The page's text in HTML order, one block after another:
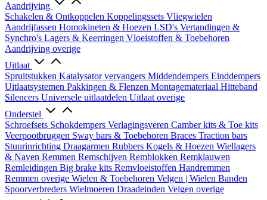
Aandrijving
Schakelen & Ontkoppelen Koppelingssets Vliegwielen
Aandrijfassen Homokineten & Hoezen LSD's Vertandingen &
Synchro's Lagers & Keerringen Vloeistoffen & Toebehoren
Aandrijving overige
Uitlaat
Spruitstukken Katalysator vervangers Middendempers Einddempers
Uitlaatsystemen Pakkingen & Flenzen Montagemateriaal Hitteband
Silencers Universele uitlaatdelen Uitlaat overige
Onderstel
Schroefsets Schokdempers Verlagingsveren Camber kits & Toe kits
Veerpootbruggen Sway bars & Toebehoren Braces Traction bars
Stuurinrichting Draagarmen Rubbers Kogels & Hoezen Wiellagers
& Naven Remmen Remschijven Remblokken Remklauwen
Remleidingen Big brake kits Remvloeistoffen Handremmen
Remmen overige Wielen & Toebehoren Velgen | Wielen Banden
Spoorverbreders Wielmoeren Draadeinden Velgen overige